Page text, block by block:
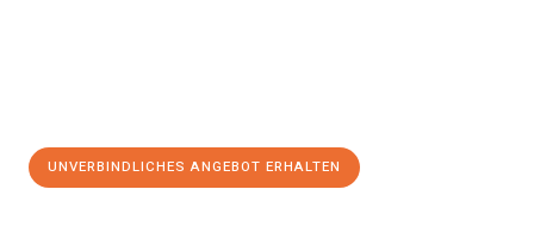
UNVERBINDLICHES ANGEBOT ERHALTEN